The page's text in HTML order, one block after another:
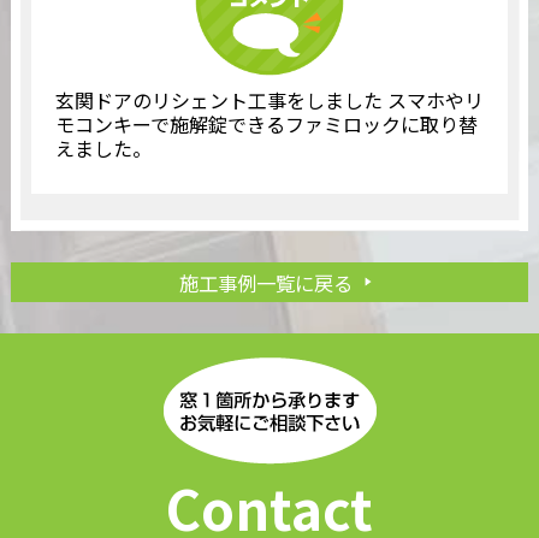
玄関ドアのリシェント工事をしました スマホやリ
モコンキーで施解錠できるファミロックに取り替
えました。
施工事例一覧に戻る
Contact